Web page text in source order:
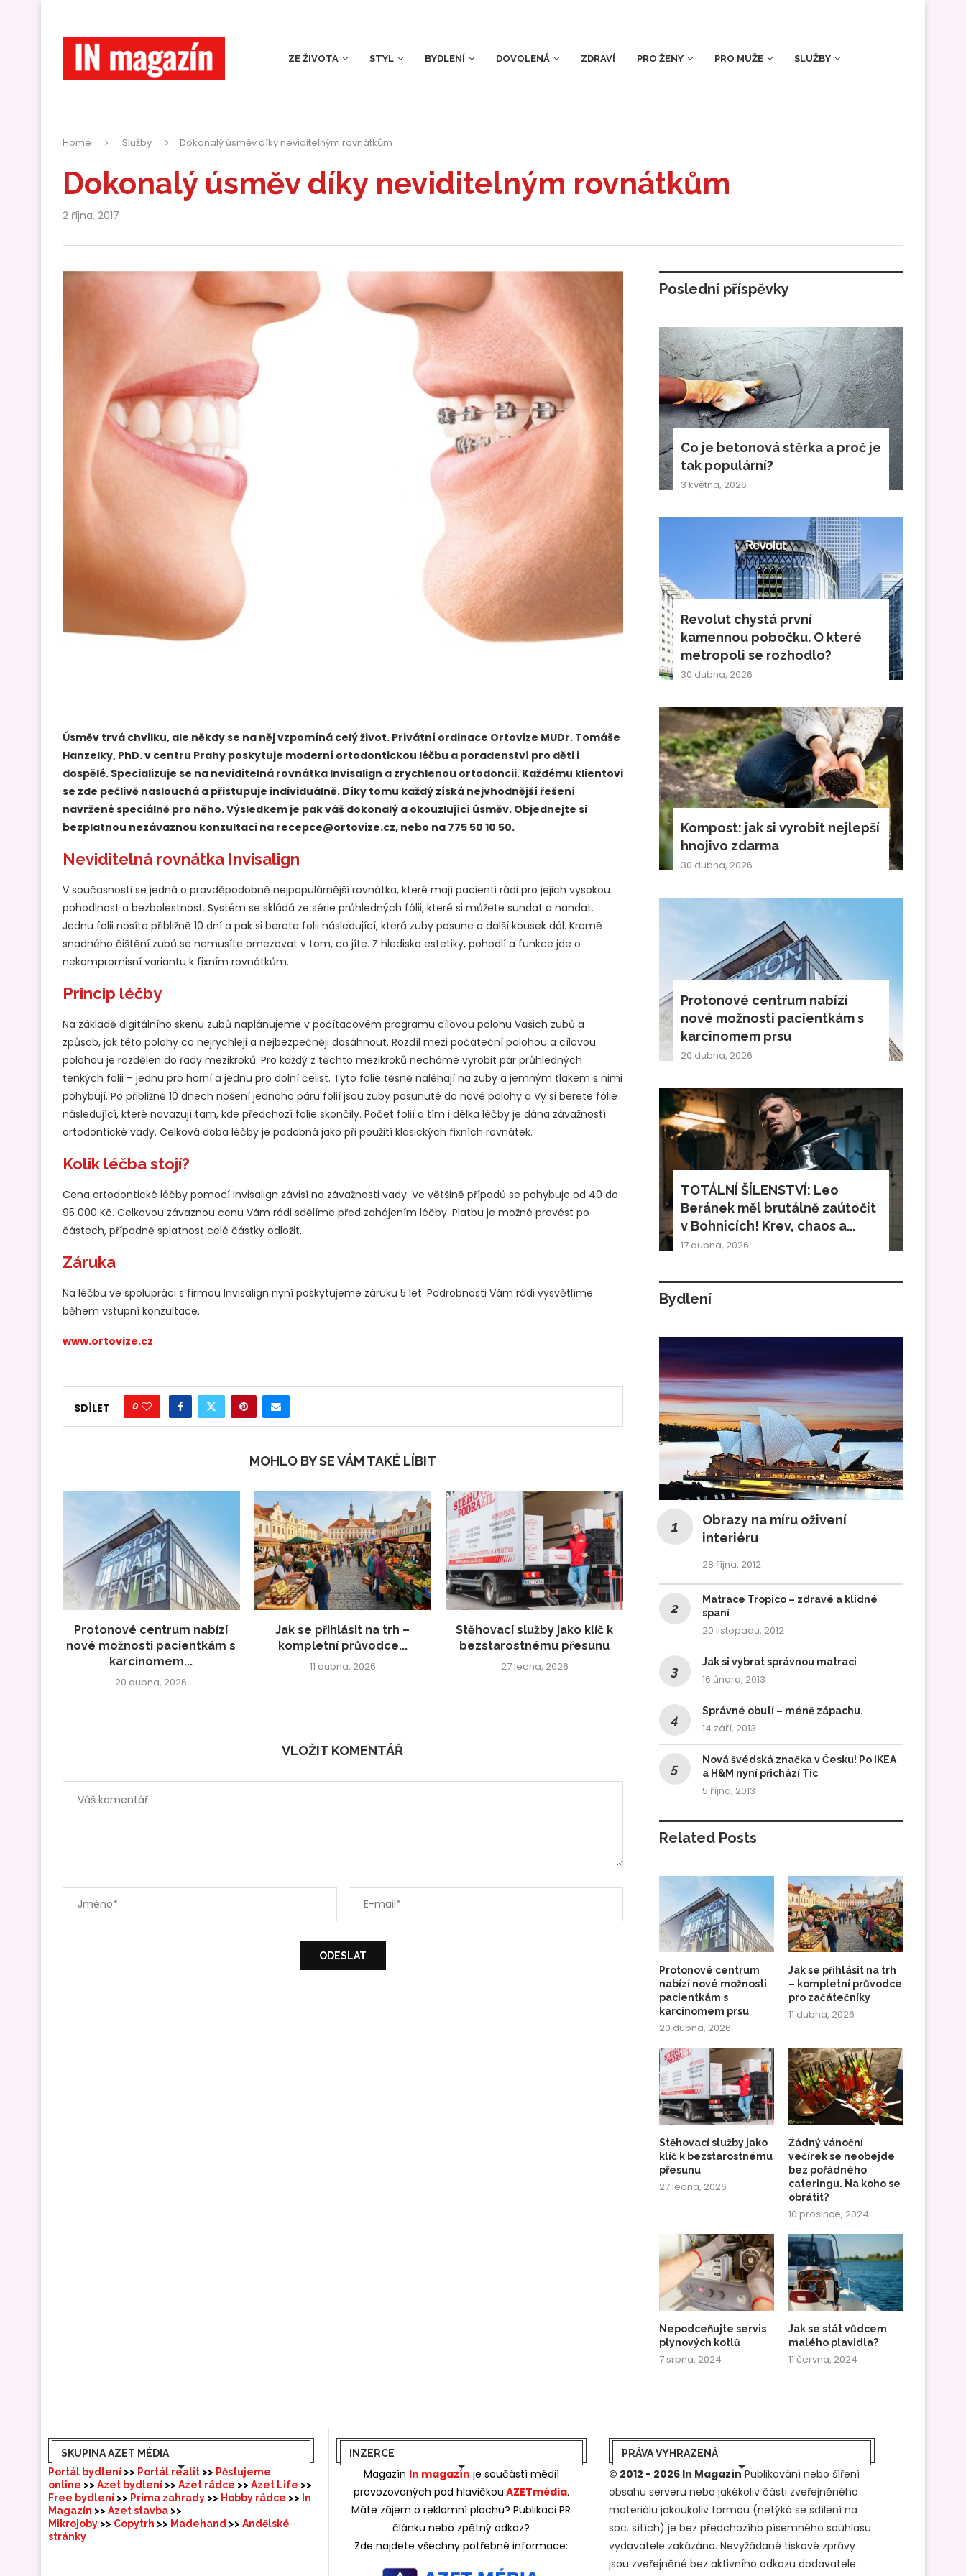
ZE ŽIVOTA STYL BYDLENÍ DOVOLENÁ ZDRAVÍ PRO ŽENY PRO MUŽE SLUŽBY
Home Služby Dokonalý úsměv díky neviditelným rovnátkům
Dokonalý úsměv díky neviditelným rovnátkům
2 října, 2017
Úsměv trvá chvilku, ale někdy se na něj vzpomíná celý život. Privátní ordinace Ortovize MUDr. Tomáše
Hanzelky, PhD. v centru Prahy poskytuje moderní ortodontickou léčbu a poradenství pro děti i
dospělé. Specializuje se na neviditelná rovnátka Invisalign a zrychlenou ortodoncii. Každému klientovi
se zde pečlivě naslouchá a přistupuje individuálně. Díky tomu každý získá nejvhodnější řešení
navržené speciálně pro něho. Výsledkem je pak váš dokonalý a okouzlující úsměv. Objednejte si
bezplatnou nezávaznou konzultaci na recepce@ortovize.cz, nebo na 775 50 10 50.
Neviditelná rovnátka Invisalign
V současnosti se jedná o pravděpodobně nejpopulárnější rovnátka, které mají pacienti rádi pro jejich vysokou
pohodlnost a bezbolestnost. Systém se skládá ze série průhledných fólii, které si můžete sundat a nandat.
Jednu folii nosíte přibližně 10 dní a pak si berete folii následující, která zuby posune o další kousek dál. Kromě
snadného čištění zubů se nemusíte omezovat v tom, co jíte. Z hlediska estetiky, pohodlí a funkce jde o
nekompromisní variantu k fixním rovnátkům.
Princip léčby
Na základě digitálního skenu zubů naplánujeme v počítačovém programu cílovou polohu Vašich zubů a
způsob, jak této polohy co nejrychleji a nejbezpečněji dosáhnout. Rozdíl mezi počáteční polohou a cílovou
polohou je rozdělen do řady mezikroků. Pro každý z těchto mezikroků necháme vyrobit pár průhledných
tenkých folii – jednu pro horní a jednu pro dolní čelist. Tyto folie těsně naléhají na zuby a jemným tlakem s nimi
pohybují. Po přibližně 10 dnech nošení jednoho páru folií jsou zuby posunuté do nové polohy a Vy si berete fólie
následující, které navazují tam, kde předchozí folie skončily. Počet folií a tím i délka léčby je dána závažností
ortodontické vady. Celková doba léčby je podobná jako při použití klasických fixních rovnátek.
Kolik léčba stojí?
Cena ortodontické léčby pomocí Invisalign závisí na závažnosti vady. Ve většině případů se pohybuje od 40 do
95 000 Kč. Celkovou závaznou cenu Vám rádi sdělíme před zahájením léčby. Platbu je možné provést po
částech, případně splatnost celé částky odložit.
Záruka
Na léčbu ve spolupráci s firmou Invisalign nyní poskytujeme záruku 5 let. Podrobnosti Vám rádi vysvětlíme
během vstupní konzultace.
www.ortovize.cz
SDÍLET 0
MOHLO BY SE VÁM TAKÉ LÍBIT
Protonové centrum nabízí
nové možnosti pacientkám s
karcinomem...
20 dubna, 2026
Jak se přihlásit na trh –
kompletní průvodce...
11 dubna, 2026
Stěhovací služby jako klíč k
bezstarostnému přesunu
27 ledna, 2026
VLOŽIT KOMENTÁŘ
Poslední příspěvky
Co je betonová stěrka a proč je
tak populární?
3 května, 2026
Revolut chystá první
kamennou pobočku. O které
metropoli se rozhodlo?
30 dubna, 2026
Kompost: jak si vyrobit nejlepší
hnojivo zdarma
30 dubna, 2026
Protonové centrum nabízí
nové možnosti pacientkám s
karcinomem prsu
20 dubna, 2026
TOTÁLNÍ ŠÍLENSTVÍ: Leo
Beránek měl brutálně zaútočit
v Bohnicích! Krev, chaos a...
17 dubna, 2026
Bydlení
Obrazy na míru oživení
interiéru
28 října, 2012
Matrace Tropico – zdravé a klidné
spaní
20 listopadu, 2012
Jak si vybrat správnou matraci
16 února, 2013
Správné obutí – méně zápachu.
14 září, 2013
Nová švédská značka v Česku! Po IKEA
a H&M nyní přichází Tic
5 října, 2013
Related Posts
Protonové centrum
nabízí nové možnosti
pacientkám s
karcinomem prsu
20 dubna, 2026
Jak se přihlásit na trh
– kompletní průvodce
pro začátečníky
11 dubna, 2026
Stěhovací služby jako
klíč k bezstarostnému
přesunu
27 ledna, 2026
Žádný vánoční
večírek se neobejde
bez pořádného
cateringu. Na koho se
obrátit?
10 prosince, 2024
Nepodceňujte servis
plynových kotlů
7 srpna, 2024
Jak se stát vůdcem
malého plavidla?
11 června, 2024
SKUPINA AZET MÉDIA
Portál bydlení >> Portál realit >> Pěstujeme
online >> Azet bydlení >> Azet rádce >> Azet Life >>
Free bydlení >> Prima zahrady >> Hobby rádce >> In
Magazín >> Azet stavba >>
Mikrojoby >> Copytrh >> Madehand >> Andělské
stránky
INZERCE
Magazín In magazín je součástí médií
provozovaných pod hlavičkou AZETmédia.
Máte zájem o reklamní plochu? Publikaci PR
článku nebo zpětný odkaz?
Zde najdete všechny potřebné informace:
PRÁVA VYHRAZENÁ
© 2012 - 2026 In MagazínPublikování nebo šíření
obsahu serveru nebo jakékoliv části zveřejněného
materiálu jakoukoliv formou (netýká se sdílení na
soc. sítích) je bez předchozího písemného souhlasu
vydavatele zakázáno. Nevyžádané tiskové zprávy
jsou zveřejněné bez aktivního odkazu dodavatele.